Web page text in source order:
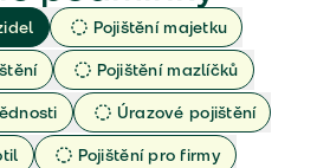
Pojištění majetku
Pojištění mazlíčků
Úrazové pojištění
Pojištění pro firmy